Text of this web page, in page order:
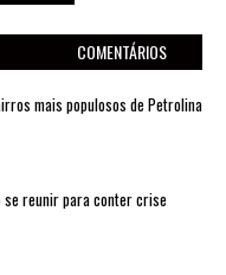
COMENTÁRIOS
mais populosos de Petrolina
se reunir para conter crise